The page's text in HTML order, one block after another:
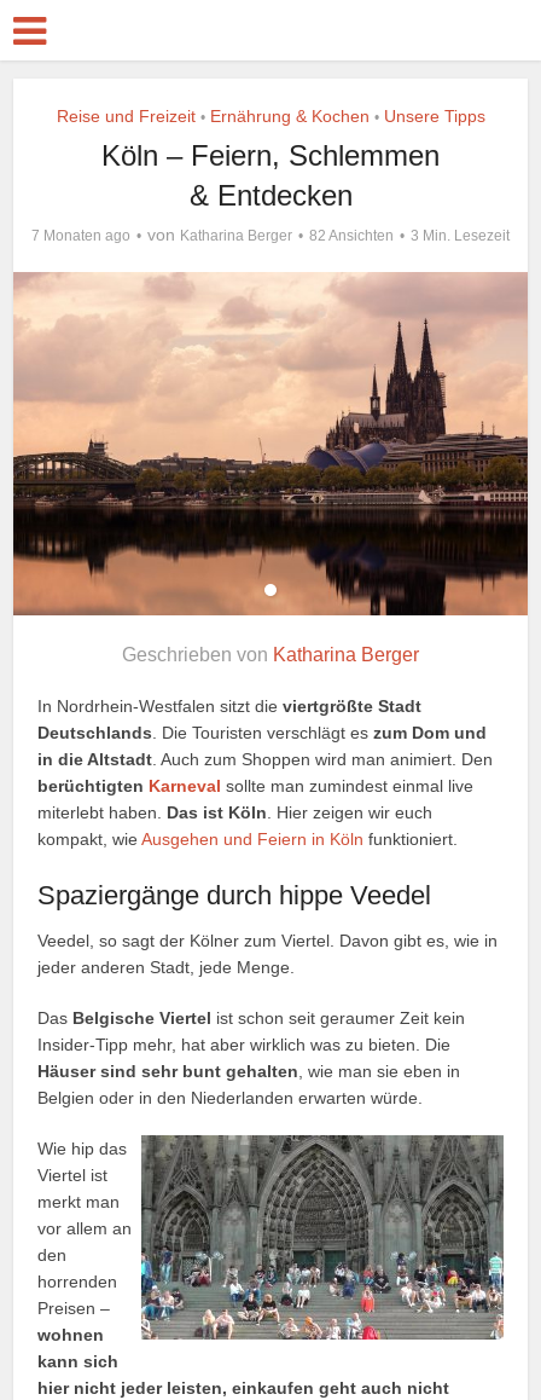
Reise und Freizeit • Ernährung & Kochen • Unsere Tipps
Köln – Feiern, Schlemmen
& Entdecken
7 Monaten ago von Katharina Berger 82 Ansichten 3 Min. Lesezeit
Geschrieben von Katharina Berger
In Nordrhein-Westfalen sitzt dieviertgrößte Stadt
Deutschlands . Die Touristen verschlägt eszum Dom und
in die Altstadt . Auch zum Shoppen wird man animiert. Den
berüchtigten Karneval sollte man zumindest einmal live
miterlebt haben. Das ist Köln . Hier zeigen wir euch
kompakt, wieAusgehen und Feiern in Köln funktioniert.
Spaziergänge durch hippe Veedel
Veedel, so sagt der Kölner zum Viertel. Davon gibt es, wie in
jeder anderen Stadt, jede Menge.
Das Belgische Viertel ist schon seit geraumer Zeit kein
Insider-Tipp mehr, hat aber wirklich was zu bieten. Die
Häuser sind sehr bunt gehalten , wie man sie eben in
Belgien oder in den Niederlanden erwarten würde.
Wie hip das
Viertel ist
merkt man
vor allem an
den
horrenden
Preisen –
wohnen
kann sich
hier nicht jeder leisten, einkaufen geht auch nicht